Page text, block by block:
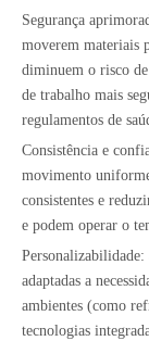
Segurança
moverem materiais
diminuem o risco
de trabalho mais
regulamentos de
Consistência e
movimento
consistentes e
e podem operar o
Personalizabilidade:
adaptadas a
ambientes (como
tecnologias